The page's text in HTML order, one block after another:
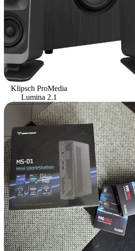
Klipsch ProMedia
Lumina 2.1